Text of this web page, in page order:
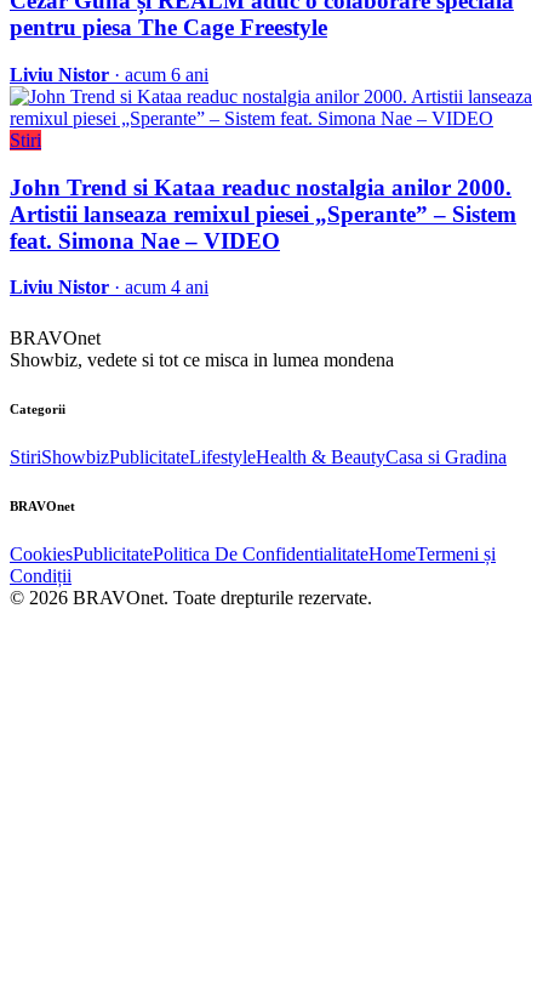
pentru piesa The Cage Freestyle
Liviu Nistor · acum 6 ani
Stiri
John Trend si Kataa readuc nostalgia anilor 2000.
Artistii lanseaza remixul piesei „Sperante” – Sistem
feat. Simona Nae – VIDEO
Liviu Nistor · acum 4 ani
BRAVOnet
Showbiz, vedete si tot ce misca in lumea mondena
Categorii
StiriShowbizPublicitateLifestyleHealth & BeautyCasa si Gradina
BRAVOnet
CookiesPublicitatePolitica De ConfidentialitateHomeTermeni și
Condiții
© 2026 BRAVOnet. Toate drepturile rezervate.